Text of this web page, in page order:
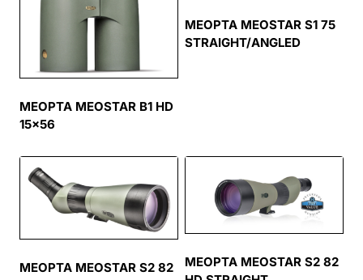
MEOPTA MEOSTAR B1 HD
15×56
MEOPTA MEOSTAR S1 75
STRAIGHT/ANGLED
MEOPTA MEOSTAR S2 82
MEOPTA MEOSTAR S2 82